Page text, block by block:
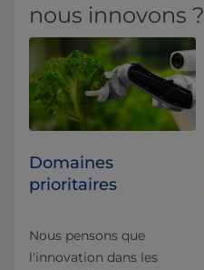
nous innovons ?
Domaines
prioritaires
Nous pensons que
l'innovation dans les